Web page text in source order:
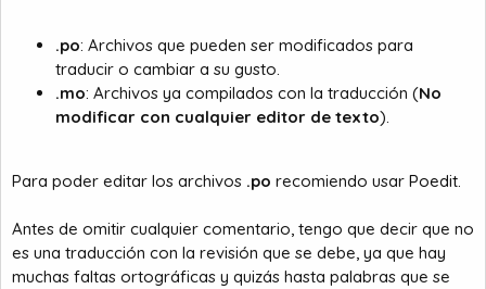
.po: Archivos que pueden ser modificados para
traducir o cambiar a su gusto.
.mo: Archivos ya compilados con la traducción (No
modificar con cualquier editor de texto).
Para poder editar los archivos .po recomiendo usar Poedit.
Antes de omitir cualquier comentario, tengo que decir que no
es una traducción con la revisión que se debe, ya que hay
muchas faltas ortográficas y quizás hasta palabras que se